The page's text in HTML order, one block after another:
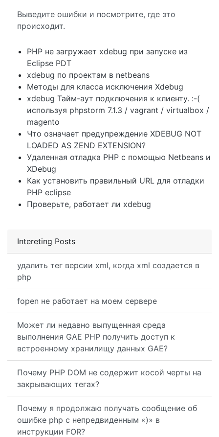
Intereting Posts
удалить тег версии xml, когда xml создается в
php
fopen не работает на моем сервере
Может ли недавно выпущенная среда
выполнения GAE PHP получить доступ к
встроенному хранилищу данных GAE?
Почему PHP DOM не содержит косой черты на
закрывающих тегах?
Почему я продолжаю получать сообщение об
ошибке php с непредвиденным «)» в
инструкции FOR?
Выведите ошибки и посмотрите, где это
происходит.
PHP не загружает xdebug при запуске из
Eclipse PDT
xdebug по проектам в netbeans
Методы для класса исключения Xdebug
xdebug Тайм-аут подключения к клиенту. :-(
используя phpstorm 7.1.3 / vagrant / virtualbox /
magento
Что означает предупреждение XDEBUG NOT
LOADED AS ZEND EXTENSION?
Удаленная отладка PHP с помощью Netbeans и
XDebug
Как установить правильный URL для отладки
PHP eclipse
Проверьте, работает ли xdebug